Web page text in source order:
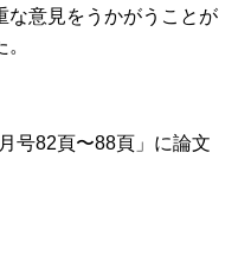
な意見をうかがうことが
号82頁〜88頁」に論文